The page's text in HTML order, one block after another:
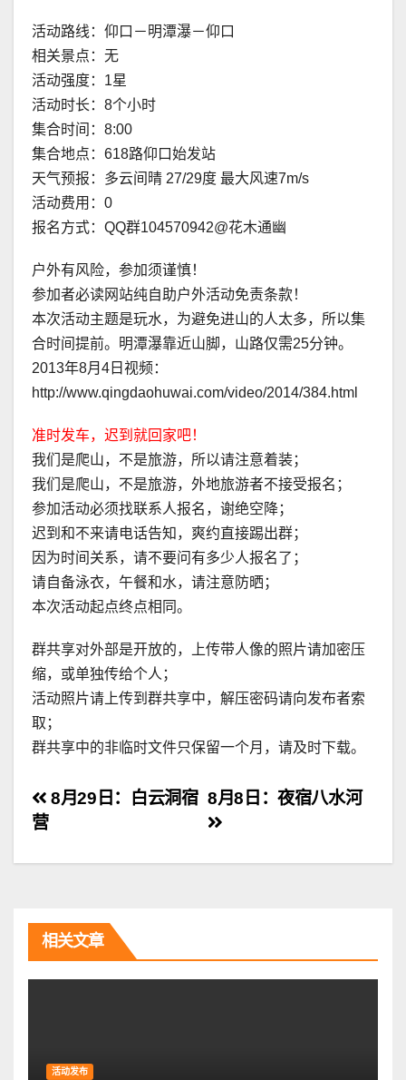
活动路线：仰口－明潭瀑－仰口
相关景点：无
活动强度：1星
活动时长：8个小时
集合时间：8:00
集合地点：618路仰口始发站
天气预报：多云间晴 27/29度 最大风速7m/s
活动费用：0
报名方式：QQ群104570942@花木通幽
户外有风险，参加须谨慎！
参加者必读网站纯自助户外活动免责条款！
本次活动主题是玩水，为避免进山的人太多，所以集
合时间提前。明潭瀑靠近山脚，山路仅需25分钟。
2013年8月4日视频：
http://www.qingdaohuwai.com/video/2014/384.html
准时发车，迟到就回家吧！
我们是爬山，不是旅游，所以请注意着装；
我们是爬山，不是旅游，外地旅游者不接受报名；
参加活动必须找联系人报名，谢绝空降；
迟到和不来请电话告知，爽约直接踢出群；
因为时间关系，请不要问有多少人报名了；
请自备泳衣，午餐和水，请注意防晒；
本次活动起点终点相同。
群共享对外部是开放的，上传带人像的照片请加密压
缩，或单独传给个人；
活动照片请上传到群共享中，解压密码请向发布者索
取；
群共享中的非临时文件只保留一个月，请及时下载。
文
章
航
8月8日：夜宿八水河
8月29日：白云洞宿
营
相关文章
活动发布